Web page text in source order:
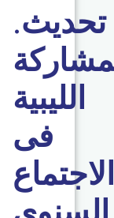
.تحديث
الليبية
فى
الاجتماع